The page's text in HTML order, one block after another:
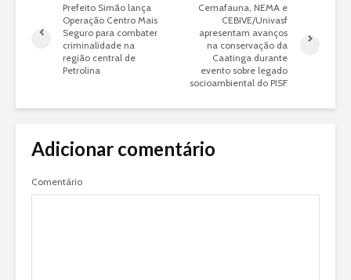
Prefeito Simão lança
Operação Centro Mais
Seguro para combater
criminalidade na
região central de
Petrolina
Cemafauna, NEMA e
CEBIVE/Univasf
apresentam avanços
na conservação da
Caatinga durante
evento sobre legado
socioambiental do PISF
Adicionar comentário
Comentário